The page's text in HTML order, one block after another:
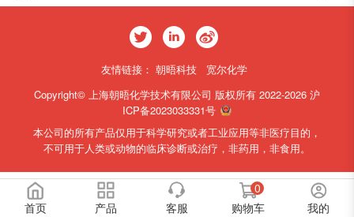
友情链接： 朝晤科技
宽尔化学
Copyright© 上海朝晤化学技术有限公司 版权所有 2022-2026 沪
ICP备2023033331号
本公司的所有产品仅用于科学研究或者工业应用等非医疗目的，
不可用于人类或动物的临床诊断或治疗，非药用，非食用。
首页 产品 客服
0
购物车
我的